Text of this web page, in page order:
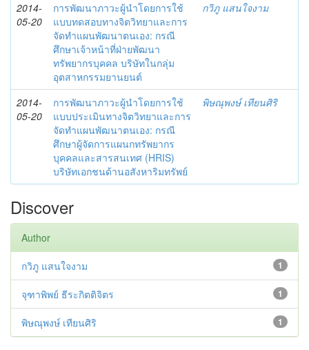
2014-
05-20
การพัฒนาภาวะผู้นำโดยการใช้
แบบทดสอบทางจิตวิทยาและการ
จัดทำแผนพัฒนาตนเอง: กรณี
ศึกษาเจ้าหน้าที่ฝ่ายพัฒนา
ทรัพยากรบุคคล บริษัทในกลุ่ม
อุตสาหกรรมยานยนต์
กวิภู แสนใจงาม
2014-
05-20
การพัฒนาภาวะผู้นำโดยการใช้
แบบประเมินทางจิตวิทยาและการ
จัดทำแผนพัฒนาตนเอง: กรณี
ศึกษาผู้จัดการแผนกทรัพยากร
บุคคลและสารสนเทศ (HRIS)
บริษัทเอกชนด้านอสังหาริมทรัพย์
พิษณุพงษ์ เทียนศิริ
Discover
Author
1
กวิภู แสนใจงาม
1
จุฑาพิพย์ ธีระกิตติจิตร
1
พิษณุพงษ์ เทียนศิริ